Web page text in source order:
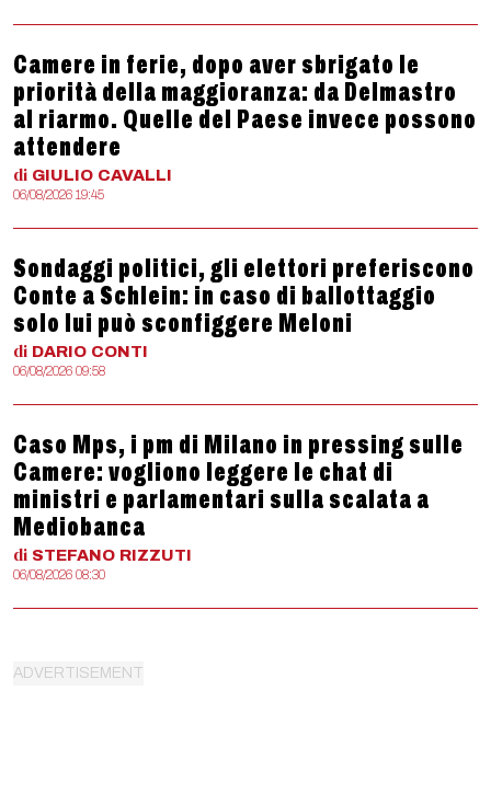
Camere in ferie, dopo aver sbrigato le
priorità della maggioranza: da Delmastro
al riarmo. Quelle del Paese invece possono
attendere
di GIULIO CAVALLI
06/08/2026 19:45
Sondaggi politici, gli elettori preferiscono
Conte a Schlein: in caso di ballottaggio
solo lui può sconfiggere Meloni
di DARIO CONTI
06/08/2026 09:58
Caso Mps, i pm di Milano in pressing sulle
Camere: vogliono leggere le chat di
ministri e parlamentari sulla scalata a
Mediobanca
di STEFANO RIZZUTI
06/08/2026 08:30